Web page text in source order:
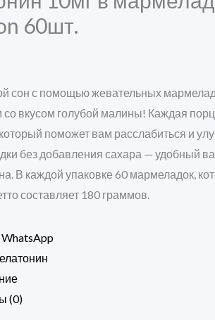
60шт.
сон с помощью жевательных
вкусом голубой малины! Каждая
поможет вам расслабиться и
без добавления сахара — удобный
В каждой упаковке 60 мармеладок,
составляет 180 граммов.
WhatsApp
(0)